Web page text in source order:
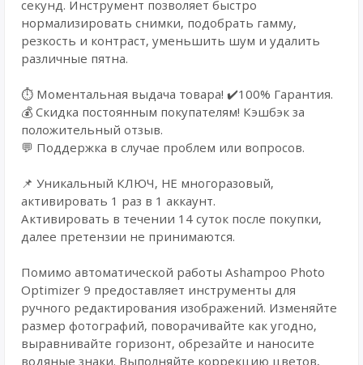
секунд. Инструмент позволяет быстро
нормализировать снимки, подобрать гамму,
резкость и контраст, уменьшить шум и удалить
различные пятна.
⏱️ Моментальная выдача товара! ✔️100% Гарантия.
💰 Cкидка постоянным покупателям! Кэшбэк за
положительный отзыв.
💬 Поддержка в случае проблем или вопросов.
📌 Уникальный КЛЮЧ, НЕ многоразовый,
активировать 1 раз в 1 аккаунт.
Активировать в течении 14 суток после покупки,
далее претензии не принимаются.
Помимо автоматической работы Ashampoo Photo
Optimizer 9 предоставляет инструменты для
ручного редактирования изображений. Изменяйте
размер фотографий, поворачивайте как угодно,
выравнивайте горизонт, обрезайте и наносите
водяные знаки. Выполняйте коррекцию цветов,